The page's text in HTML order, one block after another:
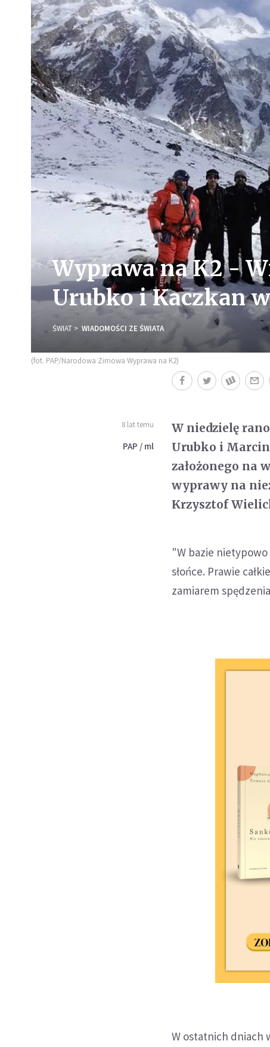
Wyprawa na K2 -
Urubko i Kaczkan
ŚWIAT WIADOMOŚCI ZE ŚWIATA
(fot. PAP/Narodowa Zimowa Wyprawa na K2)
8 lat temu
PAP / ml
W niedzielę
Urubko i Marcin
założonego na
wyprawy na
Krzysztof
"W bazie nietypowo
słońce. Prawie
zamiarem
W ostatnich dniach